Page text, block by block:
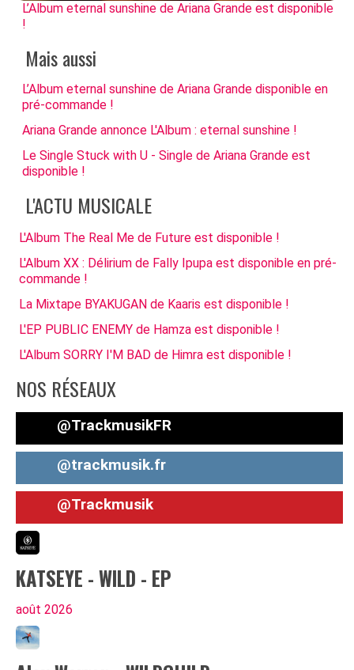
L’Album eternal sunshine de Ariana Grande est disponible
!
Mais aussi
L’Album eternal sunshine de Ariana Grande disponible en
pré-commande !
Ariana Grande annonce L'Album : eternal sunshine !
Le Single Stuck with U - Single de Ariana Grande est
disponible !
L'ACTU MUSICALE
L'Album The Real Me de Future est disponible !
L'Album XX : Délirium de Fally Ipupa est disponible en pré-
commande !
La Mixtape BYAKUGAN de Kaaris est disponible !
L'EP PUBLIC ENEMY de Hamza est disponible !
L'Album SORRY I'M BAD de Himra est disponible !
NOS RÉSEAUX
@TrackmusikFR
@trackmusik.fr
@Trackmusik
KATSEYE - WILD - EP
août 2026